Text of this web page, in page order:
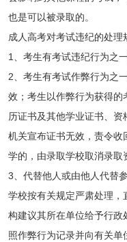
也是可以被录取的。
成人高考对考试违纪的处理
1、考生有考试违纪行为之
2、考生有考试作弊行为之
效；考生以作弊行为获得
历证书及其他学业证书、
机关宣布证书无效，责令收
学的，由录取学校取消录取
3、代替他人或由他人代替
学校按有关规定严肃处理
构建议其所在单位给予行
照作弊行为记录并向有关单